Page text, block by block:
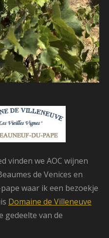
vinden we AOC wijnen
de Venices en
waar ik een bezoekje
Domaine de Villeneuve
gedeelte van de